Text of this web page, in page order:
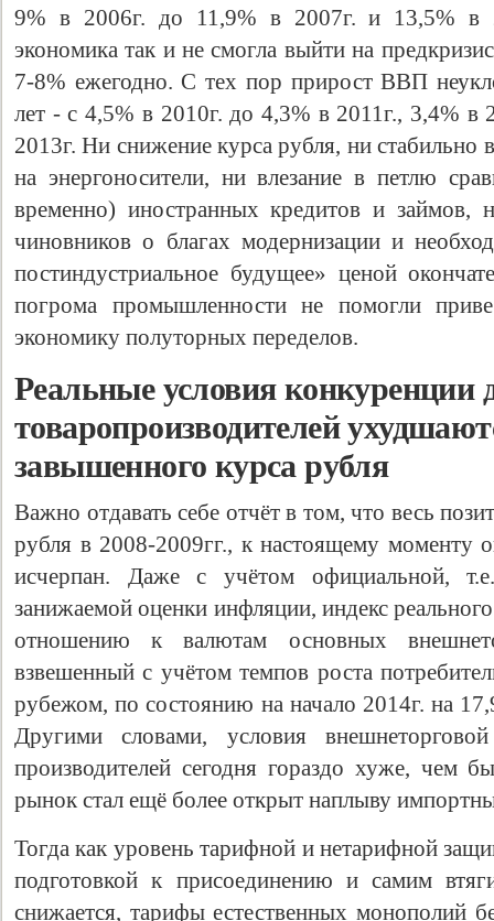
9% в 2006г. до 11,9% в 2007г. и 13,5% в
экономика так и не смогла выйти на
7-8% ежегодно. С тех пор прирост ВВП
лет - с 4,5% в 2010г. до 4,3% в 2011г., 3,4% в
2013г. Ни снижение курса рубля, ни
на энергоносители, ни влезание в петлю
временно) иностранных кредитов и займов,
чиновников о благах модернизации и
постиндустриальное будущее» ценой
погрома промышленности не помогли
экономику полуторных переделов.
Реальные условия конкуренции
товаропроизводителей
завышенного курса рубля
Важно отдавать себе отчёт в том, что весь
рубля в 2008-2009гг., к настоящему моменту
исчерпан. Даже с учётом официальной,
занижаемой оценки инфляции, индекс
отношению к валютам основных
взвешенный с учётом темпов роста
рубежом, по состоянию на начало 2014г. на
Другими словами, условия
производителей сегодня гораздо хуже, чем
рынок стал ещё более открыт наплыву
Тогда как уровень тарифной и нетарифной
подготовкой к присоединению и самим
снижается, тарифы естественных монополий